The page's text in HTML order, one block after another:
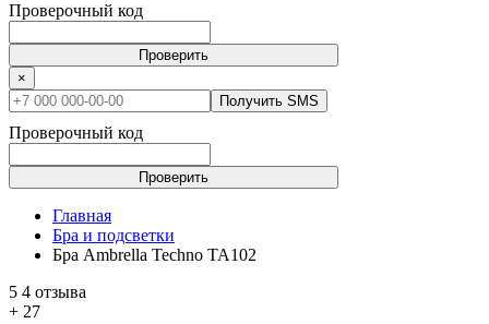
Проверочный код
Проверить
×
Получить SMS
Проверочный код
Проверить
Главная
Бра и подсветки
Бра Ambrella Techno TA102
5 4 отзыва
+ 27